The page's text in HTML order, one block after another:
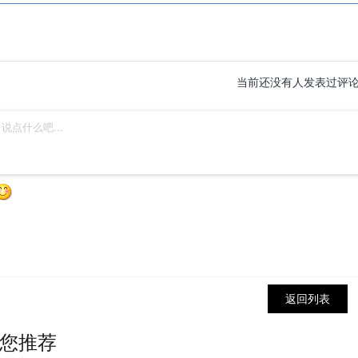
当前还没有人发表过评
返回列表
推荐